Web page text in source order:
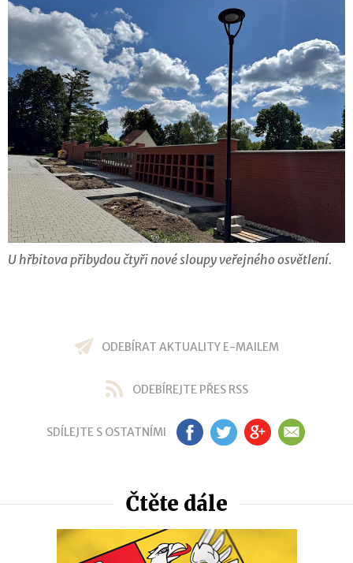
U hřbitova přibydou čtyři nové sloupy veřejného osvětlení.
ODEBÍRAT AKTUALITY E-MAILEM
ODEBÍREJTE PŘES RSS
SDÍLEJTE S OSTATNÍMI FB TW GP EM
Čtěte dále